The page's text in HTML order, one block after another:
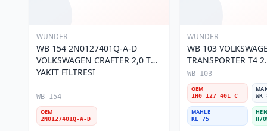
WUNDER
WB 154 2N0127401Q-A-D
VOLKSWAGEN CRAFTER 2,0 TDI
YAKIT FİLTRESİ
WB 154
OEM
2N0127401Q-A-D
WUNDER
WB 103
TRANSPORTER T4
MOTOR- CADDY
401 C Yakıt/Mazot
WB 103
OEM
1H0 127 401 C
MAHLE
KL 75